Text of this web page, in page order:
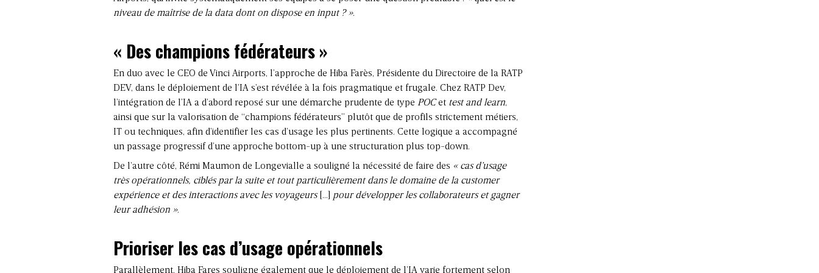
niveau de maîtrise de la data dont on dispose en input ? ».
« Des champions fédérateurs»
En duo avec le CEO de Vinci Airports, l’approche de Hiba Farès, Présidente du Directoire de la RATP
DEV, dans le déploiement de l’IA s’est révélée à la fois pragmatique et frugale. Chez RATP Dev,
l’intégration de l’IA a d’abord reposé sur une démarche prudente de type POCet test and learn,
ainsi que sur la valorisation de “champions fédérateurs” plutôt que de profils strictement métiers,
IT ou techniques, afin d’identifier les cas d’usage les plus pertinents. Cette logique a accompagné
un passage progressif d’une approche bottom-up à une structuration plus top-down.
De l’autre côté, Rémi Maumon de Longevialle a souligné la nécessité de faire des « cas d’usage
très opérationnels, ciblés par la suite et tout particulièrement dans le domaine de la customer
expérience et des interactions avec les voyageurs[…] pour développer les collaborateurs et gagner
leur adhésion ».
Prioriser les cas d’usage opérationnels
Parallèlement, Hiba Fares souligne également que le déploiement de l’IA varie fortement selon